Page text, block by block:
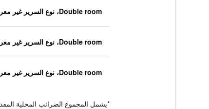
Double room، نوع السرير غير معروف
Double room، نوع السرير غير معروف
Double room، نوع السرير غير معروف
*يشمل المجموع الضرائب المحلية